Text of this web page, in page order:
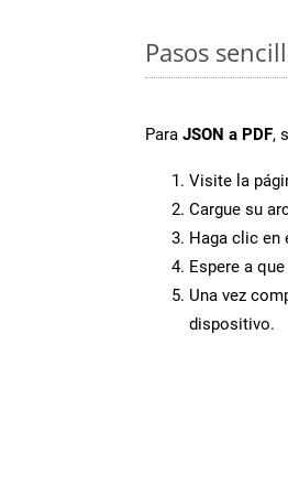
Pasos
Para JSON a PDF,
Visite la
Cargue su
Haga clic en
Espere a
Una vez
dispositivo.